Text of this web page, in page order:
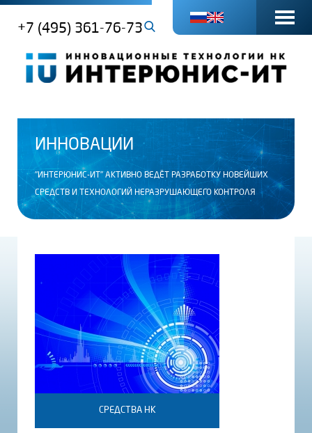
+7 (495) 361-76-73
ИННОВАЦИИ
"ИНТЕРЮНИС-ИТ" АКТИВНО ВЕДЁТ РАЗРАБОТКУ НОВЕЙШИХ
СРЕДСТВ И ТЕХНОЛОГИЙ НЕРАЗРУШАЮЩЕГО КОНТРОЛЯ
СРЕДСТВА НК